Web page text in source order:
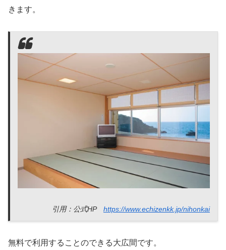
きます。
引用：公式HP https://www.echizenkk.jp/nihonkai
無料で利用することのできる大広間です。